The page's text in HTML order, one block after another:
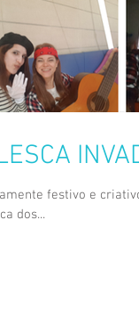
festivo e
dos...